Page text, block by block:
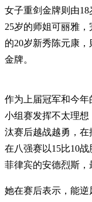
女子重剑金牌则由18
25岁的师姐可丽雅
的20岁新秀陈元康
金牌。
作为上届冠军和今
小组赛发挥不太理
汰赛后越战越勇，
在八强赛以15比10
菲律宾的安德烈斯，
她在赛后表示，能逆